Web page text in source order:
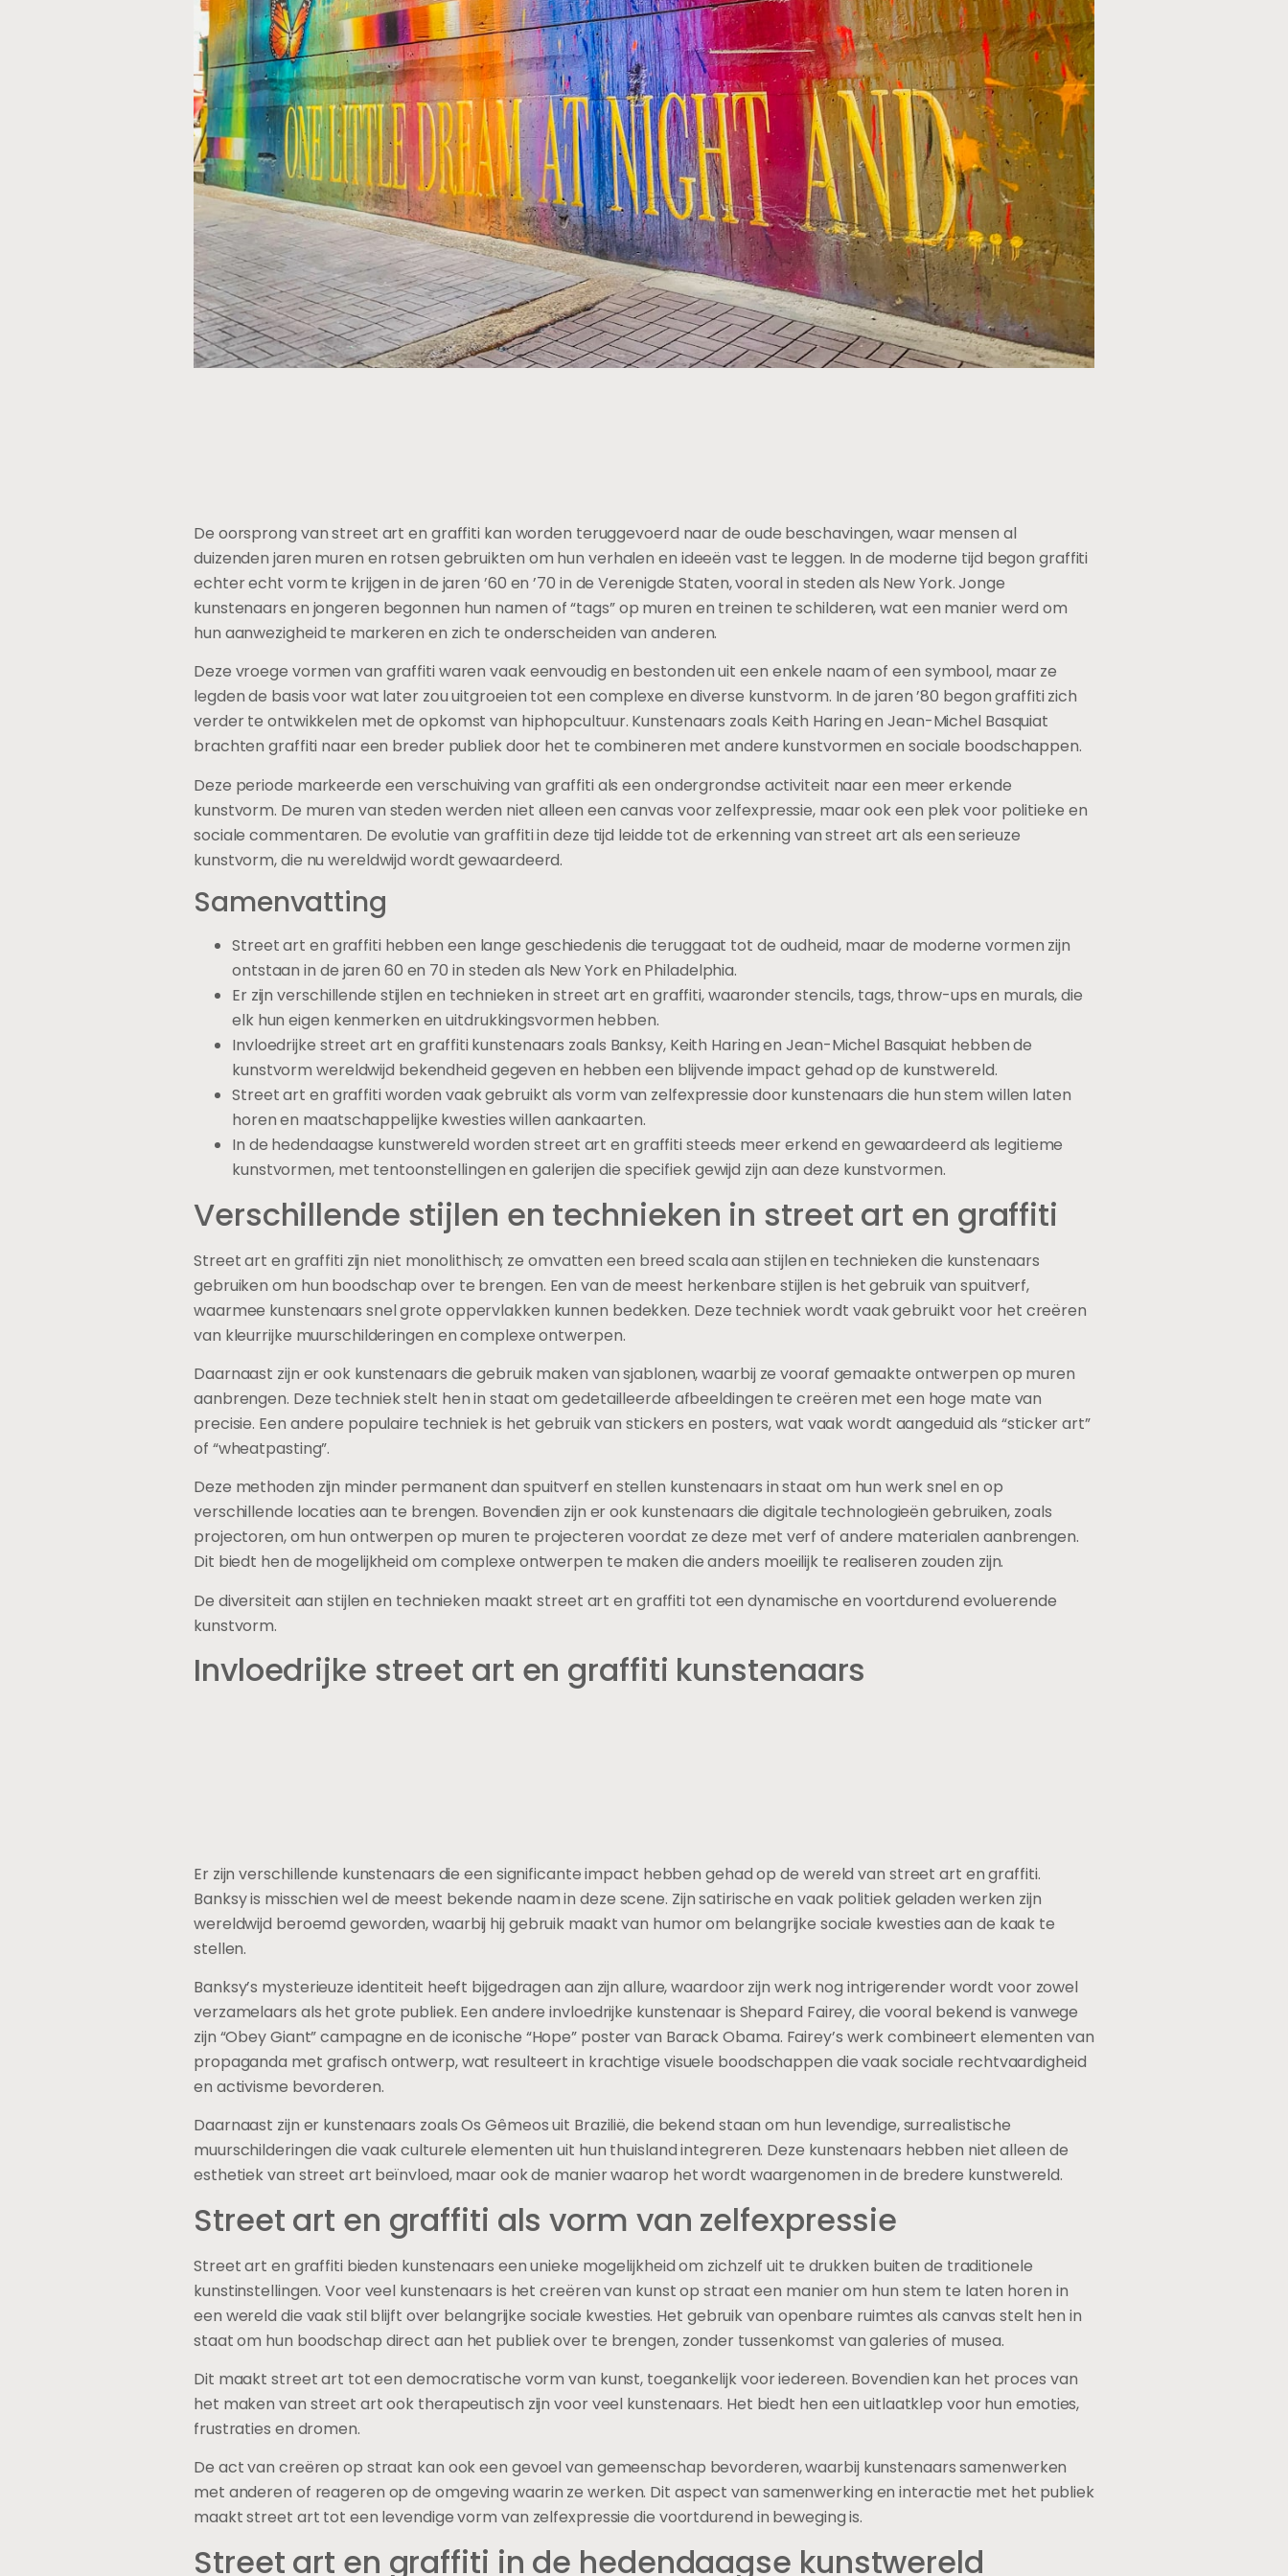
De oorsprong van street art en graffiti kan worden teruggevoerd naar de oude beschavingen, waar mensen al
duizenden jaren muren en rotsen gebruikten om hun verhalen en ideeën vast te leggen. In de moderne tijd begon graffiti
echter echt vorm te krijgen in de jaren ’60 en ’70 in de Verenigde Staten, vooral in steden als New York. Jonge
kunstenaars en jongeren begonnen hun namen of “tags” op muren en treinen te schilderen, wat een manier werd om
hun aanwezigheid te markeren en zich te onderscheiden van anderen.
Deze vroege vormen van graffiti waren vaak eenvoudig en bestonden uit een enkele naam of een symbool, maar ze
legden de basis voor wat later zou uitgroeien tot een complexe en diverse kunstvorm. In de jaren ’80 begon graffiti zich
verder te ontwikkelen met de opkomst van hiphopcultuur. Kunstenaars zoals Keith Haring en Jean-Michel Basquiat
brachten graffiti naar een breder publiek door het te combineren met andere kunstvormen en sociale boodschappen.
Deze periode markeerde een verschuiving van graffiti als een ondergrondse activiteit naar een meer erkende
kunstvorm. De muren van steden werden niet alleen een canvas voor zelfexpressie, maar ook een plek voor politieke en
sociale commentaren. De evolutie van graffiti in deze tijd leidde tot de erkenning van street art als een serieuze
kunstvorm, die nu wereldwijd wordt gewaardeerd.
Samenvatting
Street art en graffiti hebben een lange geschiedenis die teruggaat tot de oudheid, maar de moderne vormen zijn
ontstaan in de jaren 60 en 70 in steden als New York en Philadelphia.
Er zijn verschillende stijlen en technieken in street art en graffiti, waaronder stencils, tags, throw-ups en murals, die
elk hun eigen kenmerken en uitdrukkingsvormen hebben.
Invloedrijke street art en graffiti kunstenaars zoals Banksy, Keith Haring en Jean-Michel Basquiat hebben de
kunstvorm wereldwijd bekendheid gegeven en hebben een blijvende impact gehad op de kunstwereld.
Street art en graffiti worden vaak gebruikt als vorm van zelfexpressie door kunstenaars die hun stem willen laten
horen en maatschappelijke kwesties willen aankaarten.
In de hedendaagse kunstwereld worden street art en graffiti steeds meer erkend en gewaardeerd als legitieme
kunstvormen, met tentoonstellingen en galerijen die specifiek gewijd zijn aan deze kunstvormen.
Verschillende stijlen en technieken in street art en graffiti
Street art en graffiti zijn niet monolithisch; ze omvatten een breed scala aan stijlen en technieken die kunstenaars
gebruiken om hun boodschap over te brengen. Een van de meest herkenbare stijlen is het gebruik van spuitverf,
waarmee kunstenaars snel grote oppervlakken kunnen bedekken. Deze techniek wordt vaak gebruikt voor het creëren
van kleurrijke muurschilderingen en complexe ontwerpen.
Daarnaast zijn er ook kunstenaars die gebruik maken van sjablonen, waarbij ze vooraf gemaakte ontwerpen op muren
aanbrengen. Deze techniek stelt hen in staat om gedetailleerde afbeeldingen te creëren met een hoge mate van
precisie. Een andere populaire techniek is het gebruik van stickers en posters, wat vaak wordt aangeduid als “sticker art”
of “wheatpasting”.
Deze methoden zijn minder permanent dan spuitverf en stellen kunstenaars in staat om hun werk snel en op
verschillende locaties aan te brengen. Bovendien zijn er ook kunstenaars die digitale technologieën gebruiken, zoals
projectoren, om hun ontwerpen op muren te projecteren voordat ze deze met verf of andere materialen aanbrengen.
Dit biedt hen de mogelijkheid om complexe ontwerpen te maken die anders moeilijk te realiseren zouden zijn.
De diversiteit aan stijlen en technieken maakt street art en graffiti tot een dynamische en voortdurend evoluerende
kunstvorm.
Invloedrijke street art en graffiti kunstenaars
Er zijn verschillende kunstenaars die een significante impact hebben gehad op de wereld van street art en graffiti.
Banksy is misschien wel de meest bekende naam in deze scene. Zijn satirische en vaak politiek geladen werken zijn
wereldwijd beroemd geworden, waarbij hij gebruik maakt van humor om belangrijke sociale kwesties aan de kaak te
stellen.
Banksy’s mysterieuze identiteit heeft bijgedragen aan zijn allure, waardoor zijn werk nog intrigerender wordt voor zowel
verzamelaars als het grote publiek. Een andere invloedrijke kunstenaar is Shepard Fairey, die vooral bekend is vanwege
zijn “Obey Giant” campagne en de iconische “Hope” poster van Barack Obama. Fairey’s werk combineert elementen van
propaganda met grafisch ontwerp, wat resulteert in krachtige visuele boodschappen die vaak sociale rechtvaardigheid
en activisme bevorderen.
Daarnaast zijn er kunstenaars zoals Os Gêmeos uit Brazilië, die bekend staan om hun levendige, surrealistische
muurschilderingen die vaak culturele elementen uit hun thuisland integreren. Deze kunstenaars hebben niet alleen de
esthetiek van street art beïnvloed, maar ook de manier waarop het wordt waargenomen in de bredere kunstwereld.
Street art en graffiti als vorm van zelfexpressie
Street art en graffiti bieden kunstenaars een unieke mogelijkheid om zichzelf uit te drukken buiten de traditionele
kunstinstellingen. Voor veel kunstenaars is het creëren van kunst op straat een manier om hun stem te laten horen in
een wereld die vaak stil blijft over belangrijke sociale kwesties. Het gebruik van openbare ruimtes als canvas stelt hen in
staat om hun boodschap direct aan het publiek over te brengen, zonder tussenkomst van galeries of musea.
Dit maakt street art tot een democratische vorm van kunst, toegankelijk voor iedereen. Bovendien kan het proces van
het maken van street art ook therapeutisch zijn voor veel kunstenaars. Het biedt hen een uitlaatklep voor hun emoties,
frustraties en dromen.
De act van creëren op straat kan ook een gevoel van gemeenschap bevorderen, waarbij kunstenaars samenwerken
met anderen of reageren op de omgeving waarin ze werken. Dit aspect van samenwerking en interactie met het publiek
maakt street art tot een levendige vorm van zelfexpressie die voortdurend in beweging is.
Street art en graffiti in de hedendaagse kunstwereld